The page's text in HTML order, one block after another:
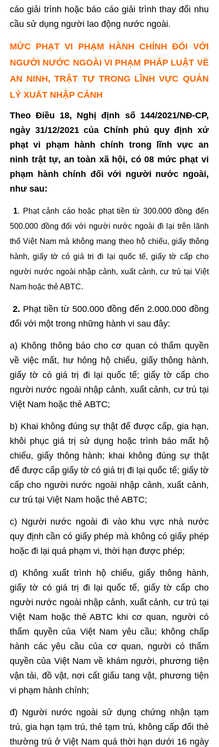
cáo giải trình hoặc báo cáo giải trình thay đổi nhu
cầu sử dụng người lao động nước ngoài.
MỨC PHẠT VI PHẠM HÀNH CHÍNH ĐỐI VỚI
NGƯỜI NƯỚC NGOÀI VI PHẠM PHÁP LUẬT VỀ
AN NINH, TRẬT TỰ TRONG LĨNH VỰC QUẢN
LÝ XUẤT NHẬP CẢNH
Theo Điều 18, Nghị định số 144/2021/NĐ-CP,
ngày 31/12/2021 của Chính phủ quy định xử
phạt vi phạm hành chính trong lĩnh vực an
ninh trật tự, an toàn xã hội, có 08 mức phạt vi
phạm hành chính đối với người nước ngoài,
như sau:
1. Phạt cảnh cáo hoặc phạt tiền từ 300.000 đồng đến
500.000 đồng đối với người nước ngoài đi lại trên lãnh
thổ Việt Nam mà không mang theo hộ chiếu, giấy thông
hành, giấy tờ có giá trị đi lại quốc tế, giấy tờ cấp cho
người nước ngoài nhập cảnh, xuất cảnh, cư trú tại Việt
Nam hoặc thẻ ABTC.
2. Phạt tiền từ 500.000 đồng đến 2.000.000 đồng
đối với một trong những hành vi sau đây:
a) Không thông báo cho cơ quan có thẩm quyền
về việc mất, hư hỏng hộ chiếu, giấy thông hành,
giấy tờ có giá trị đi lại quốc tế; giấy tờ cấp cho
người nước ngoài nhập cảnh, xuất cảnh, cư trú tại
Việt Nam hoặc thẻ ABTC;
b) Khai không đúng sự thật để được cấp, gia hạn,
khôi phục giá trị sử dụng hoặc trình báo mất hộ
chiếu, giấy thông hành; khai không đúng sự thật
để được cấp giấy tờ có giá trị đi lại quốc tế; giấy tờ
cấp cho người nước ngoài nhập cảnh, xuất cảnh,
cư trú tại Việt Nam hoặc thẻ ABTC;
c) Người nước ngoài đi vào khu vực nhà nước
quy định cần có giấy phép mà không có giấy phép
hoặc đi lại quá phạm vi, thời hạn được phép;
d) Không xuất trình hộ chiếu, giấy thông hành,
giấy tờ có giá trị đi lại quốc tế, giấy tờ cấp cho
người nước ngoài nhập cảnh, xuất cảnh, cư trú tại
Việt Nam hoặc thẻ ABTC khi cơ quan, người có
thẩm quyền của Việt Nam yêu cầu; không chấp
hành các yêu cầu của cơ quan, người có thẩm
quyền của Việt Nam về khám người, phương tiện
vận tải, đồ vật, nơi cất giấu tang vật, phương tiện
vi phạm hành chính;
đ) Người nước ngoài sử dụng chứng nhận tạm
trú, gia hạn tạm trú, thẻ tạm trú, không cấp đổi thẻ
thường trú ở Việt Nam quá thời hạn dưới 16 ngày